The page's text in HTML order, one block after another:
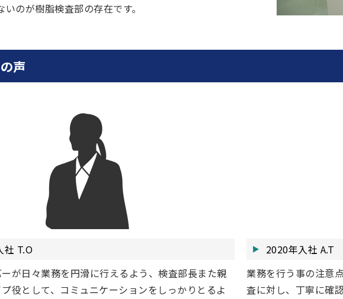
いのが樹脂検査部の存在です。
声
社 T.O
が日々業務を円滑に行えるよう、検査部長また親
役として、コミュニケーションをしっかりとるよ
2020年入社 A.T
業務を行う事の注意
査に対し、丁寧に確